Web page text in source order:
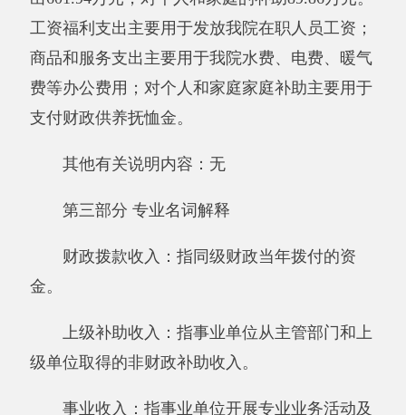
政任务和事业发展目标所发生的支出。
经营支出：指事业单位在专业业务活动及其
辅助活动之外开展非独立核算经营活动发生的支
对附属单位补助支出：指事业单位发生的用
非财政预算资金对附属单位的补助支出。
排的因公出国（境）费、公务用车购置及运行费
和公务接待费。其中，因公出国（境）费反映单
位公务出国（境）的住宿费、旅费、伙食补助
费反映单位公务用车购置费及租用费、燃料费、
维修费、过路过桥费、保险费、安全奖励费用等